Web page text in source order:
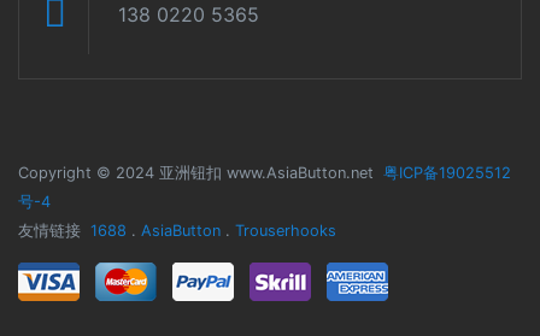
138 0220 5365
Copyright © 2024 亚洲钮扣 www.AsiaButton.net 粤ICP备19025512
号-4
友情链接 1688 . AsiaButton . Trouserhooks